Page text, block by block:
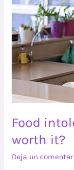
Food
worth it?
Deja un
worth
it?